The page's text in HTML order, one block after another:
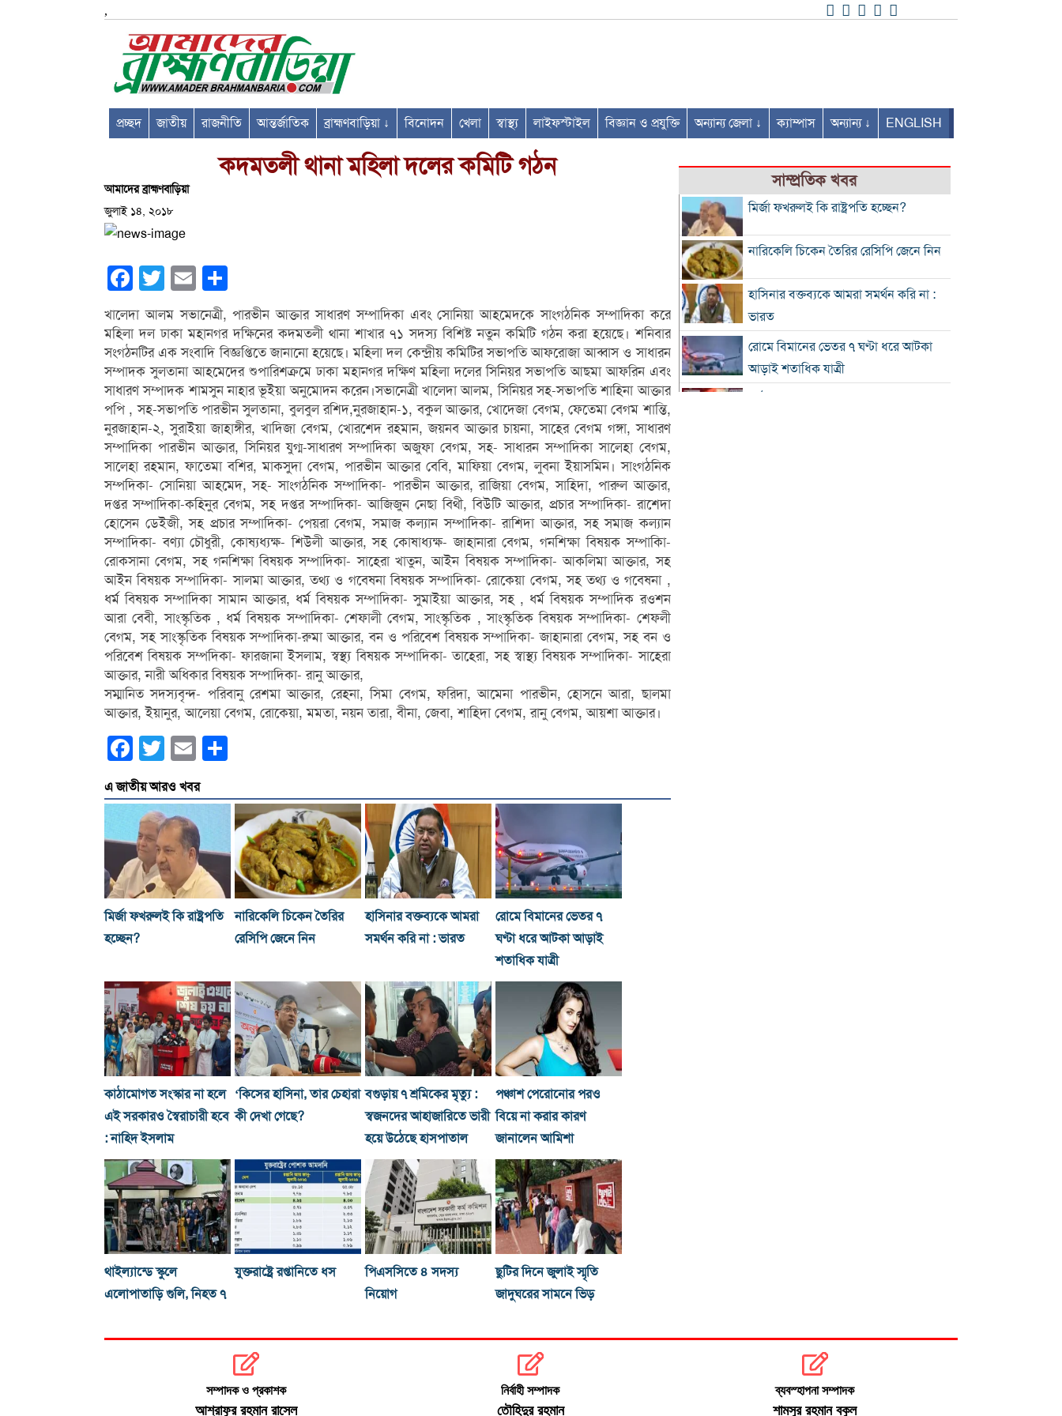
,
প্রচ্ছদ জাতীয় রাজনীতি আন্তর্জাতিক ব্রাহ্মণবাড়িয়া ↓ বিনোদন খেলা স্বাস্থ্য লাইফস্টাইল বিজ্ঞান ও প্রযুক্তি অন্যান্য জেলা ↓ ক্যাম্পাস অন্যান্য ↓ ENGLISH
কদমতলী থানা মহিলা দলের কমিটি গঠন
আমাদের ব্রাহ্মণবাড়িয়া
জুলাই ১৪, ২০১৮
Facebook
Twitter Email
খালেদা আলম সভানেত্রী, পারভীন আক্তার সাধারণ সম্পাদিকা এবং সোনিয়া আহমেদকে সাংগঠনিক সম্পাদিকা করে
মহিলা দল ঢাকা মহানগর দক্ষিনের কদমতলী থানা শাখার ৭১ সদস্য বিশিষ্ট নতুন কমিটি গঠন করা হয়েছে। শনিবার
সংগঠনটির এক সংবাদি বিজ্ঞপ্তিতে জানানো হয়েছে। মহিলা দল কেন্দ্রীয় কমিটির সভাপতি আফরোজা আব্বাস ও সাধারন
সম্পাদক সুলতানা আহমেদের শুপারিশক্রমে ঢাকা মহানগর দক্ষিণ মহিলা দলের সিনিয়র সভাপতি আছমা আফরিন এবং
সাধারণ সম্পাদক শামসুন নাহার ভূইয়া অনুমোদন করেন।সভানেত্রী খালেদা আলম, সিনিয়র সহ-সভাপতি শাহিনা আক্তার
পপি , সহ-সভাপতি পারভীন সুলতানা, বুলবুল রশিদ,নুরজাহান-১, বকুল আক্তার, খোদেজা বেগম, ফেতেমা বেগম শান্তি,
নুরজাহান-২, সুরাইয়া জাহাঙ্গীর, খাদিজা বেগম, খোরশেদ রহমান, জয়নব আক্তার চায়না, সাহের বেগম গঙ্গা, সাধারণ
সম্পাদিকা পারভীন আক্তার, সিনিয়র যুগ্ম-সাধারণ সম্পাদিকা অজুফা বেগম, সহ- সাধারন সম্পাদিকা সালেহা বেগম,
সালেহা রহমান, ফাতেমা বশির, মাকসুদা বেগম, পারভীন আক্তার বেবি, মাফিয়া বেগম, লুবনা ইয়াসমিন। সাংগঠনিক
সম্পদিকা- সোনিয়া আহমেদ, সহ- সাংগঠনিক সম্পাদিকা- পারভীন আক্তার, রাজিয়া বেগম, সাহিদা, পারুল আক্তার,
দপ্তর সম্পাদিকা-কহিনুর বেগম, সহ দপ্তর সম্পাদিকা- আজিজুন নেছা বিথী, বিউটি আক্তার, প্রচার সম্পাদিকা- রাশেদা
হোসেন ডেইজী, সহ প্রচার সম্পাদিকা- পেয়রা বেগম, সমাজ কল্যান সম্পাদিকা- রাশিদা আক্তার, সহ সমাজ কল্যান
সম্পাদিকা- বণ্যা চৌধুরী, কোষ্যধ্যক্ষ- শিউলী আক্তার, সহ কোষাধ্যক্ষ- জাহানারা বেগম, গনশিক্ষা বিষয়ক সম্পাকিা-
রোকসানা বেগম, সহ গনশিক্ষা বিষয়ক সম্পাদিকা- সাহেরা খাতুন, আইন বিষয়ক সম্পাদিকা- আকলিমা আক্তার, সহ
আইন বিষয়ক সম্পাদিকা- সালমা আক্তার, তথ্য ও গবেষনা বিষয়ক সম্পাদিকা- রোকেয়া বেগম, সহ তথ্য ও গবেষনা ,
ধর্ম বিষয়ক সম্পাদিকা সামান আক্তার, ধর্ম বিষয়ক সম্পাদিকা- সুমাইয়া আক্তার, সহ , ধর্ম বিষয়ক সম্পাদিক রওশন
আরা বেবী, সাংস্কৃতিক , ধর্ম বিষয়ক সম্পাদিকা- শেফালী বেগম, সাংস্কৃতিক , সাংস্কৃতিক বিষয়ক সম্পাদিকা- শেফলী
বেগম, সহ সাংস্কৃতিক বিষয়ক সম্পাদিকা-রুমা আক্তার, বন ও পরিবেশ বিষয়ক সম্পাদিকা- জাহানারা বেগম, সহ বন ও
পরিবেশ বিষয়ক সম্পদিকা- ফারজানা ইসলাম, স্বস্থ্য বিষয়ক সম্পাদিকা- তাহেরা, সহ স্বাস্থ্য বিষয়ক সম্পাদিকা- সাহেরা
আক্তার, নারী অধিকার বিষয়ক সম্পাদিকা- রানু আক্তার,
সম্মানিত সদস্যবৃন্দ- পরিবানু রেশমা আক্তার, রেহনা, সিমা বেগম, ফরিদা, আমেনা পারভীন, হোসনে আরা, ছালমা
আক্তার, ইয়ানুর, আলেয়া বেগম, রোকেয়া, মমতা, নয়ন তারা, বীনা, জেবা, শাহিদা বেগম, রানু বেগম, আয়শা আক্তার।
Facebook
Twitter Email
এ জাতীয় আরও খবর
মির্জা ফখরুলই কি রাষ্ট্রপতি
হচ্ছেন?
নারিকেলি চিকেন তৈরির
রেসিপি জেনে নিন
হাসিনার বক্তব্যকে আমরা
সমর্থন করি না : ভারত
রোমে বিমানের ভেতর ৭
ঘণ্টা ধরে আটকা আড়াই
শতাধিক যাত্রী
কাঠামোগত সংস্কার না হলে
এই সরকারও স্বৈরাচারী হবে
: নাহিদ ইসলাম
‘কিসের হাসিনা, তার চেহারা
কী দেখা গেছে?
বগুড়ায় ৭ শ্রমিকের মৃত্যু :
স্বজনদের আহাজারিতে ভারী
হয়ে উঠেছে হাসপাতাল
পঞ্চাশ পেরোনোর পরও
বিয়ে না করার কারণ
জানালেন আমিশা
থাইল্যান্ডে স্কুলে
এলোপাতাড়ি গুলি, নিহত ৭
যুক্তরাষ্ট্রে রপ্তানিতে ধস
পিএসসিতে ৪ সদস্য
নিয়োগ
ছুটির দিনে জুলাই স্মৃতি
জাদুঘরের সামনে ভিড়
সাম্প্রতিক খবর
মির্জা ফখরুলই কি রাষ্ট্রপতি হচ্ছেন?
নারিকেলি চিকেন তৈরির রেসিপি জেনে নিন
হাসিনার বক্তব্যকে আমরা সমর্থন করি না :
ভারত
রোমে বিমানের ভেতর ৭ ঘণ্টা ধরে আটকা
আড়াই শতাধিক যাত্রী
সম্পাদক ও প্রকাশক
আশ্রাফুর রহমান রাসেল
নির্বাহী সম্পাদক
তৌহিদুর রহমান
ব্যবস্হাপনা সম্পাদক
শামসুর রহমান বকুল